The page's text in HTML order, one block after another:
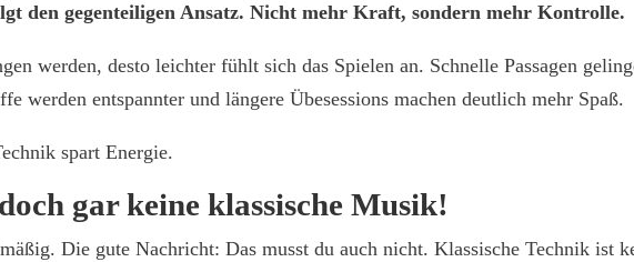
den gegenteiligen Ansatz. Nicht mehr Kraft, sondern mehr Kontrolle.
werden, desto leichter fühlt sich das Spielen an. Schnelle Passagen
werden entspannter und längere Übesessions machen deutlich mehr Spaß.
spart Energie.
gar keine klassische Musik!
Die gute Nachricht: Das musst du auch nicht. Klassische Technik ist